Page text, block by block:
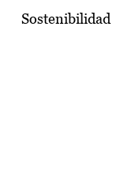
Sostenibilidad